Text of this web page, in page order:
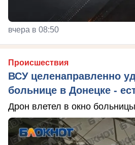
вчера в 08:50
Происшествия
ВСУ целенаправленно
больнице в Донецке -
Дрон влетел в окно больницы